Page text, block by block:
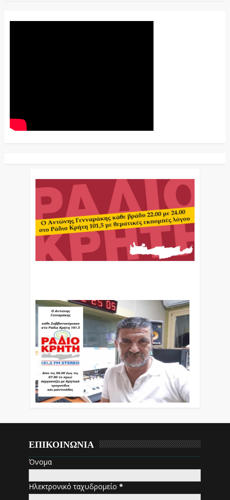
ΕΠΙΚΟΙΝΩΝΙΑ
Όνομα
Ηλεκτρονικό ταχυδρομείο*